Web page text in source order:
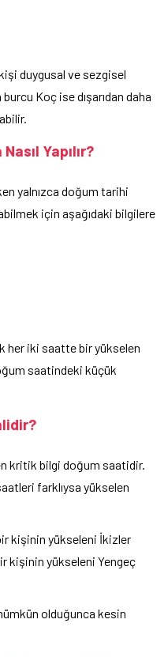
duygusal ve sezgisel
Koç ise dışarıdan daha
Yapılır?
yalnızca doğum tarihi
için aşağıdaki bilgilere
her iki saatte bir yükselen
saatindeki küçük
kritik bilgi doğum saatidir.
farklıysa yükselen
kişinin yükseleni İkizler
kişinin yükseleni Yengeç
olduğunca kesin